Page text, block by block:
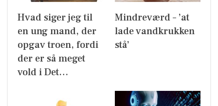
Hvad siger jeg til
en ung mand, der
opgav troen, fordi
der er så meget
vold i Det…
Mindreværd – ’at
lade vandkrukken
stå’